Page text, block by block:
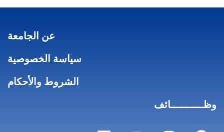
عن الجامعة
سياسة الخصوصية
الشروط والأحكام
وظـــــــــــائف